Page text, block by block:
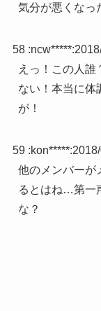
気分が悪くなっ
58 :ncw*****:
えっ！この人誰
ない！本当に体
が！
59 :kon*****:
他のメンバーが
るとはね…第一
な？